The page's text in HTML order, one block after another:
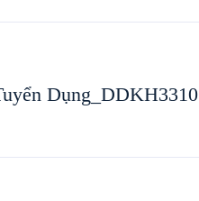
Dụng_DDKH3310